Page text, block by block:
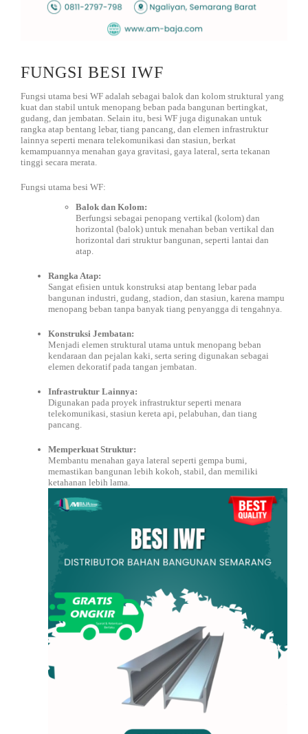
FUNGSI BESI IWF
Fungsi utama besi WF adalah sebagai balok dan kolom struktural yang
kuat dan stabil untuk menopang beban pada bangunan bertingkat,
gudang, dan jembatan. Selain itu, besi WF juga digunakan untuk
rangka atap bentang lebar, tiang pancang, dan elemen infrastruktur
lainnya seperti menara telekomunikasi dan stasiun, berkat
kemampuannya menahan gaya gravitasi, gaya lateral, serta tekanan
tinggi secara merata.
Fungsi utama besi WF:
Balok dan Kolom:
Berfungsi sebagai penopang vertikal (kolom) dan
horizontal (balok) untuk menahan beban vertikal dan
horizontal dari struktur bangunan, seperti lantai dan
atap.
Rangka Atap:
Sangat efisien untuk konstruksi atap bentang lebar pada
bangunan industri, gudang, stadion, dan stasiun, karena mampu
menopang beban tanpa banyak tiang penyangga di tengahnya.
Konstruksi Jembatan:
Menjadi elemen struktural utama untuk menopang beban
kendaraan dan pejalan kaki, serta sering digunakan sebagai
elemen dekoratif pada tangan jembatan.
Infrastruktur Lainnya:
Digunakan pada proyek infrastruktur seperti menara
telekomunikasi, stasiun kereta api, pelabuhan, dan tiang
pancang.
Memperkuat Struktur:
Membantu menahan gaya lateral seperti gempa bumi,
memastikan bangunan lebih kokoh, stabil, dan memiliki
ketahanan lebih lama.